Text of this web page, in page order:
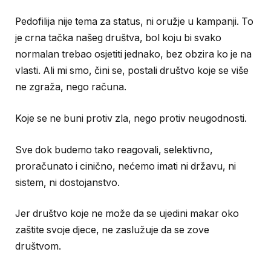
Pedofilija nije tema za status, ni oružje u kampanji. To
je crna tačka našeg društva, bol koju bi svako
normalan trebao osjetiti jednako, bez obzira ko je na
vlasti. Ali mi smo, čini se, postali društvo koje se više
ne zgraža, nego računa.
Koje se ne buni protiv zla, nego protiv neugodnosti.
Sve dok budemo tako reagovali, selektivno,
proračunato i cinično, nećemo imati ni državu, ni
sistem, ni dostojanstvo.
Jer društvo koje ne može da se ujedini makar oko
zaštite svoje djece, ne zaslužuje da se zove
društvom.